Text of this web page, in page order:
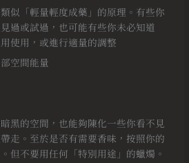
似「輕量輕度成藥」的原理。有些你
過或試過，也可能有些你未必知道
使用，或進行適量的調整
空間能量
黑的空間，也能夠陳化一些你看不見
走。至於是否有需要香味，按照你的
但不要用任何「特別用途」的蠟燭。